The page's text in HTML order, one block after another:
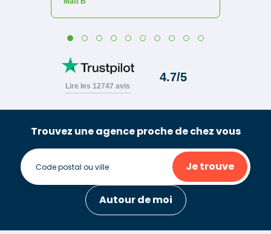
Trouvez une agence proche de chez vous
Je trouve
Autour de moi